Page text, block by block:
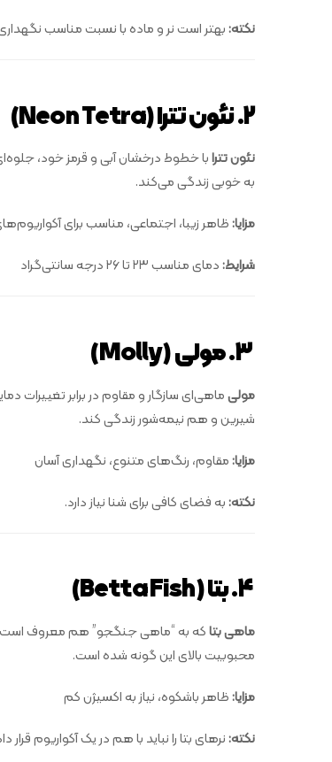
نکته:بهتر است نر و ماده با نسبت مناسب
۲. نئون تترا (Neon Tetra)
نئون تترابا خطوط درخشان آبی و قرمز خود،
به خوبی زندگی می‌کند.
مزایا:ظاهر زیبا، اجتماعی، مناسب برای
شرایط:دمای مناسب ۲۳ تا ۲۶ درجه سانتی‌گراد
۳. مولی (Molly)
مولیماهی‌ای سازگار و مقاوم در برابر
شیرین و هم نیمه‌شور زندگی کند.
مزایا:مقاوم، رنگ‌های متنوع، نگهداری آسان
نکته:به فضای کافی برای شنا نیاز دارد.
۴. بتا (Betta Fish)
ماهی بتاکه به “ماهی جنگجو” هم معروف است،
محبوبیت بالای این گونه شده است.
مزایا:ظاهر باشکوه، نیاز به اکسیژن کم
نکته:نرهای بتا را نباید با هم در یک آکواریوم قرار